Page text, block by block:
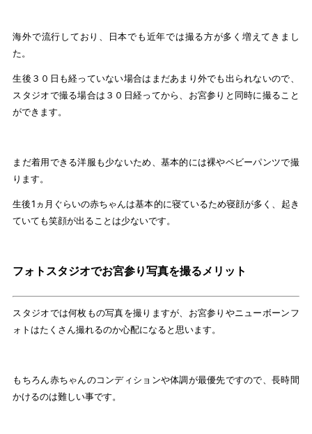
海外で流行しており、日本でも近年では撮る方が多く増えてきまし
た。
生後３０日も経っていない場合はまだあまり外でも出られないので、
スタジオで撮る場合は３０日経ってから、お宮参りと同時に撮ること
ができます。
まだ着用できる洋服も少ないため、基本的には裸やベビーパンツで撮
ります。
生後1ヵ月ぐらいの赤ちゃんは基本的に寝ているため寝顔が多く、起き
ていても笑顔が出ることは少ないです。
フォトスタジオでお宮参り写真を撮るメリット
スタジオでは何枚もの写真を撮りますが、お宮参りやニューボーンフ
ォトはたくさん撮れるのか心配になると思います。
もちろん赤ちゃんのコンディションや体調が最優先ですので、長時間
かけるのは難しい事です。